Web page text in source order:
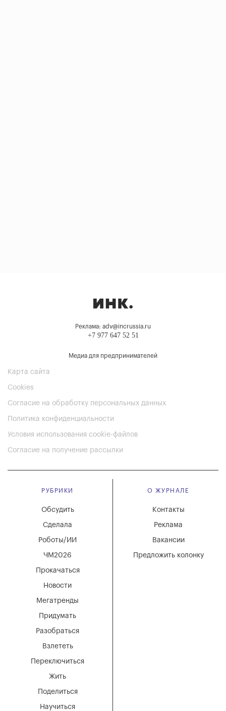
Реклама: adv@incrussia.ru
+7 977 647 52 51
Медиа для предпринимателей
Карта сайта
Cookies
Согласие на обработку персональных данных
Политика конфиденциальности
Условия использования cookie-файлов
Согласие на получение рассылки
РУБРИКИ
Мегатренды
Придумать
Разобраться
Взлететь
Новости
Переключиться
Жить
Поделиться
Научиться
Обсудить
Сделала
Роботы/ИИ
ЧМ2026
Прокачаться
О ЖУРНАЛЕ
Вакансии
Реклама
Контакты
Предложить колонку